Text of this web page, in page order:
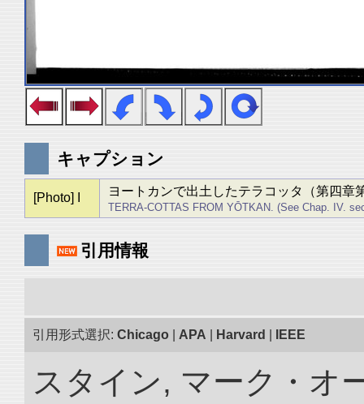
キャプション
[Photo] I ヨートカンで出土したテラコッタ（第四章
TERRA-COTTAS FROM YŌTKAN. (See Chap. IV.
引用情報
引用形式選択: Chicago APA Harvard IEEE
スタイン, マーク・オ